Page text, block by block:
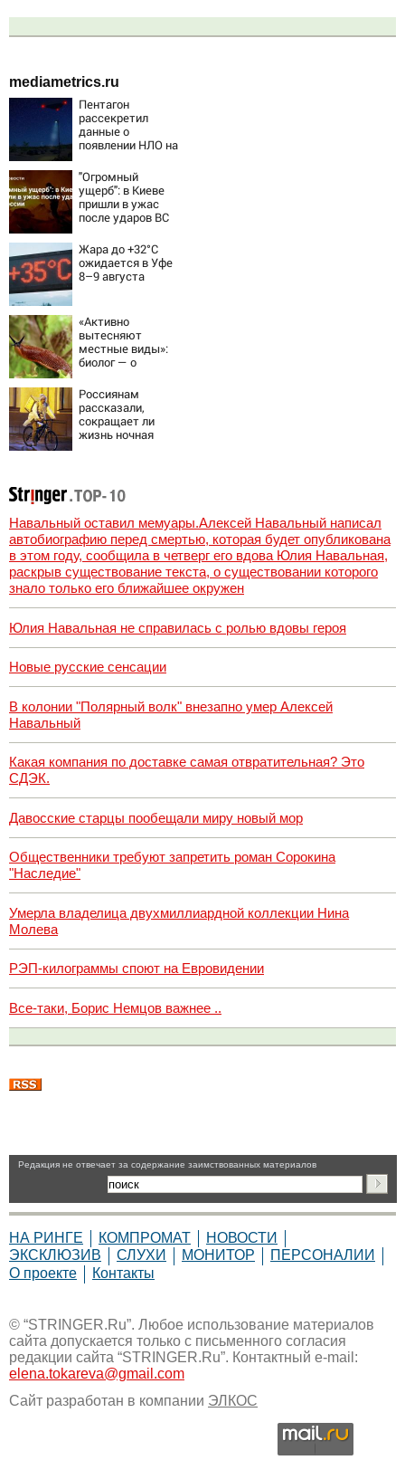
mediametrics.ru
Пентагон
рассекретил
данные о
появлении НЛО на
"Огромный
ущерб": в Киеве
пришли в ужас
после ударов ВС
Жара до +32°C
ожидается в Уфе
8–9 августа
«Активно
вытесняют
местные виды»:
биолог — о
испанских
слизней и
эффективных
способах борьбы
с ними
Россиянам
рассказали,
сокращает ли
жизнь ночная
Навальный оставил мемуары.Алексей Навальный написал
автобиографию перед смертью, которая будет опубликована
в этом году, сообщила в четверг его вдова Юлия Навальная,
раскрыв существование текста, о существовании которого
знало только его ближайшее окружен
Юлия Навальная не справилась с ролью вдовы героя
Новые русские сенсации
В колонии "Полярный волк" внезапно умер Алексей
Навальный
Какая компания по доставке самая отвратительная? Это
СДЭК.
Давосские старцы пообещали миру новый мор
Общественники требуют запретить роман Сорокина
"Наследие"
Умерла владелица двухмиллиардной коллекции Нина
Молева
РЭП-килограммы споют на Евровидении
Все-таки, Борис Немцов важнее ..
Pедакция не отвечает за содержание заимствованных материалов
НА РИНГЕ КОМПРОМАТ
НОВОСТИ
ЭКСКЛЮЗИВ
СЛУХИ МОНИТОР
ПЕРСОНАЛИИ
О проекте
Контакты
© “STRINGER.Ru”. Любое использование материалов
сайта допускается только с письменного согласия
редакции сайта “STRINGER.Ru”. Контактный e-mail:
elena.tokareva@gmail.com
Сайт разработан в компании ЭЛКОС